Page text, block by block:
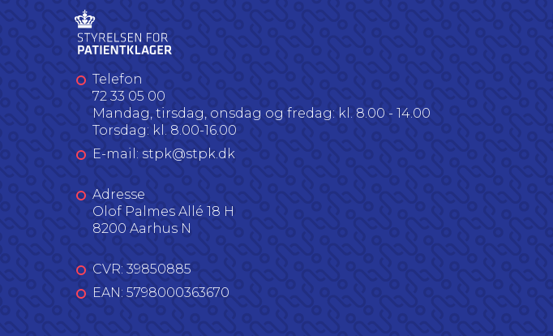
Telefon
72 33 05 00
Mandag, tirsdag, onsdag og fredag: kl. 8.00 - 14.00
Torsdag: kl. 8.00-16.00
E-mail: stpk@stpk.dk
Adresse
Olof Palmes Allé 18 H
8200 Aarhus N
CVR: 39850885
EAN: 5798000363670